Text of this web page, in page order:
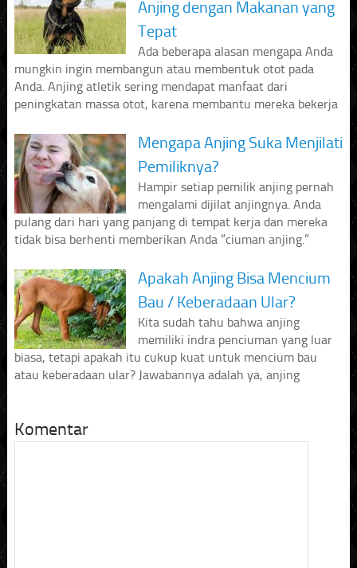
Anjing dengan Makanan yang
Tepat
Ada beberapa alasan mengapa Anda
mungkin ingin membangun atau membentuk otot pada
Anda. Anjing atletik sering mendapat manfaat dari
peningkatan massa otot, karena membantu mereka bekerja
Mengapa Anjing Suka Menjilati
Pemiliknya?
Hampir setiap pemilik anjing pernah
mengalami dijilat anjingnya. Anda
pulang dari hari yang panjang di tempat kerja dan mereka
tidak bisa berhenti memberikan Anda “ciuman anjing.”
Apakah Anjing Bisa Mencium
Bau / Keberadaan Ular?
Kita sudah tahu bahwa anjing
memiliki indra penciuman yang luar
biasa, tetapi apakah itu cukup kuat untuk mencium bau
atau keberadaan ular? Jawabannya adalah ya, anjing
Komentar